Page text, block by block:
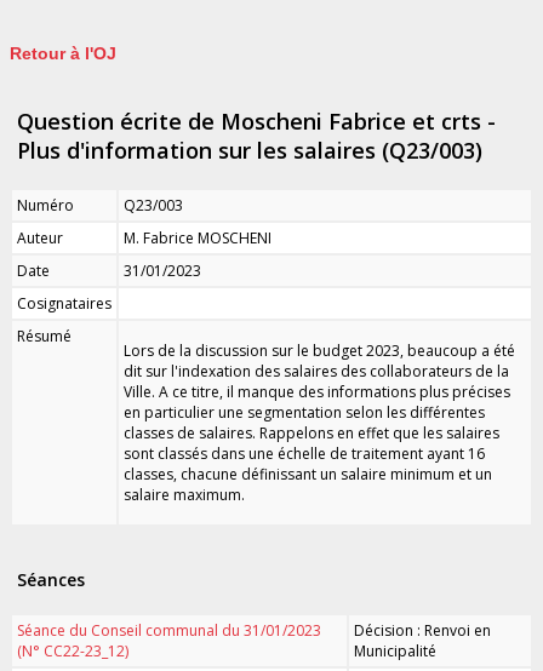
Retour à l'OJ
Question écrite de Moscheni Fabrice et crts -
Plus d'information sur les salaires (Q23/003)
Numéro
Q23/003
Auteur
M. Fabrice MOSCHENI
Date
31/01/2023
Cosignataires
Résumé
Lors de la discussion sur le budget 2023, beaucoup a été
dit sur l'indexation des salaires des collaborateurs de la
Ville. A ce titre, il manque des informations plus précises
en particulier une segmentation selon les différentes
classes de salaires. Rappelons en effet que les salaires
sont classés dans une échelle de traitement ayant 16
classes, chacune définissant un salaire minimum et un
salaire maximum.
Séances
Séance du Conseil communal du 31/01/2023
(N° CC22-23_12)
Décision : Renvoi en
Municipalité